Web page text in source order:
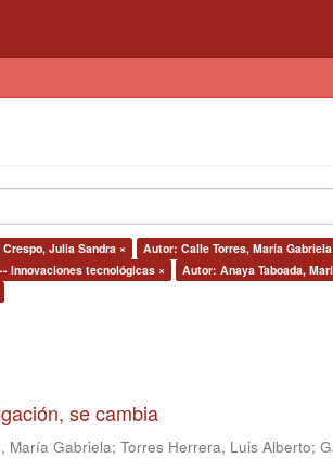
Julia Sandra ×
Autor: Calle Torres, María Gabriela
Innovaciones tecnológicas ×
Autor: Anaya Taboada,
se cambia
María Gabriela; Torres Herrera, Luis Alberto;